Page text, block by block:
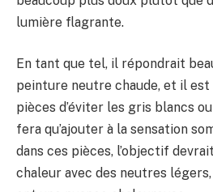
lumière flagrante.
En tant que tel, il répondrait
peinture neutre chaude, et il
pièces d’éviter les gris blancs
fera qu’ajouter à la sensation
dans ces pièces, l’objectif
chaleur avec des neutres